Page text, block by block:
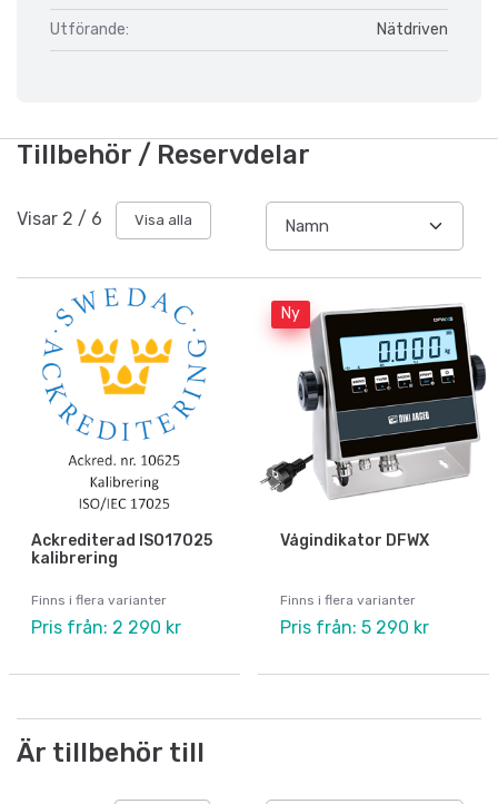
Utförande: Nätdriven
Tillbehör / Reservdelar
Visar 2 / 6 Visa alla
Ackrediterad ISO17025
kalibrering
Finns i flera varianter
Pris från: 2 290 kr
Ny
Vågindikator DFWX
Finns i flera varianter
Pris från: 5 290 kr
Är tillbehör till